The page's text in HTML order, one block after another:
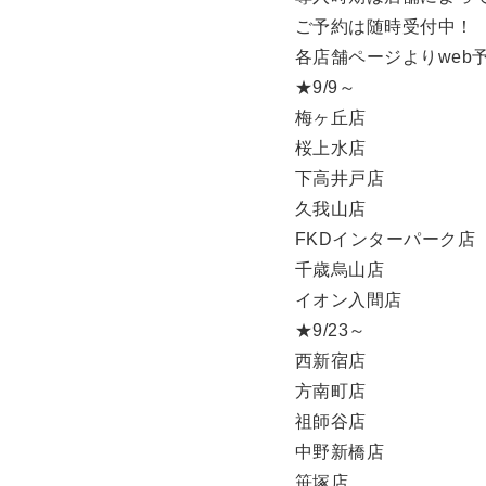
ご予約は随時受付中！
各店舗ページよりweb
★9/9～
梅ヶ丘店
桜上水店
下高井戸店
久我山店
FKDインターパーク店
千歳烏山店
イオン入間店
★9/23～
西新宿店
方南町店
祖師谷店
中野新橋店
笹塚店